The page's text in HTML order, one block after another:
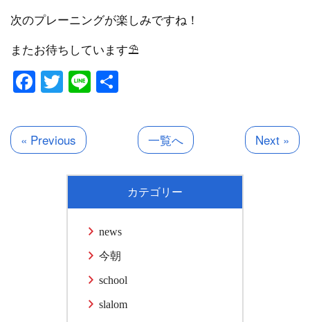
次のプレーニングが楽しみですね！
またお待ちしています⛱
Facebook
Twitter
Line
« Previous 一覧へ Next »
カテゴリー
news
今朝
school
slalom